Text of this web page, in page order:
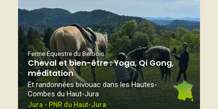
Ferme Équestre du Berbois
Cheval et bien-être : Yoga, Qi Gong,
méditation
Et randonnées bivouac dans les Hautes-
Combes du Haut-Jura
Jura - PNR du Haut-Jura